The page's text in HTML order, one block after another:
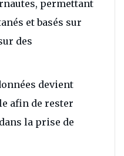
permettant
et basés sur
des
devient
afin de rester
la prise de